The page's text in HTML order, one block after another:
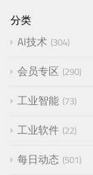
分类
AI技术 304
会员专区 290
工业智能 73
工业软件 22
每日动态 501